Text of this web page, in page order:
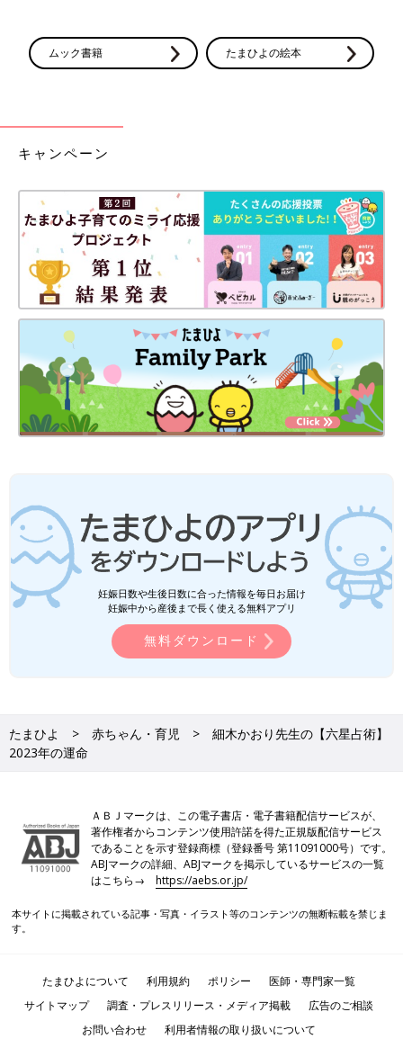
ムック書籍 たまひよの絵本
キャンペーン
妊娠日数や生後日数に合った情報を毎日お届け
妊娠中から産後まで長く使える無料アプリ
無料ダウンロード
たまひよ 赤ちゃん・育児
細木かおり先生の【六星占術】
2023年の運命
ＡＢＪマークは、この電子書店・電子書籍配信サービスが、
著作権者からコンテンツ使用許諾を得た正規版配信サービス
であることを示す登録商標（登録番号 第11091000号）です。
ABJマークの詳細、ABJマークを掲示しているサービスの一覧
はこちら→https://aebs.or.jp/
本サイトに掲載されている記事・写真・イラスト等のコンテンツの無断転載を禁じま
す。
たまひよについて 利用規約 ポリシー
医師・専門家一覧
サイトマップ
調査・プレスリリース・メディア掲載
広告のご相談
お問い合わせ
利用者情報の取り扱いについて